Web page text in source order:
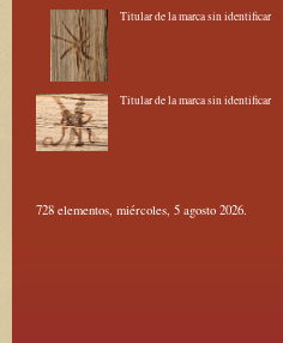
Titular de la marca sin identificar
Titular de la marca sin identificar
728 elementos, miércoles, 5 agosto 2026.